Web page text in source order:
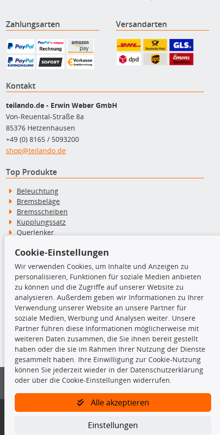
Zahlungsarten Versandarten
Kontakt
teilando.de - Erwin Weber GmbH
Von-Reuental-Straße 8a
85376 Hetzenhausen
+49 (0) 8165 / 5093200
shop@teilando.de
Top Produkte
Beleuchtung
Bremsbeläge
Bremsscheiben
Kupplungssatz
Querlenker
Stoßdämpfer
TecDoc Inside
Die hier angezeigten Daten insbesondere die gesamte Datenbank dürfen
nicht kopiert werden.
Es ist zu unterlassen, die Daten oder die gesamte Datenbank ohne
vorherige Zustimmung von TecDoc zu vervielfältigen, zu verbreiten
und/oder diese Handlungen durch Dritte ausführen zu lassen. Ein
Bitte prüfen Sie, ob das über unseren Onlineshop identifizierte Ersatzteil
Gegebenenfalls sind ergänzende Informationen notwendig, um
Cookie-Einstellungen
Wir verwenden Cookies, um Inhalte und Anzeigen zu
personalisieren, Funktionen für soziale Medien anbieten
zu können und die Zugriffe auf unserer Website zu
analysieren. Außerdem geben wir Informationen zu Ihrer
Verwendung unserer Website an unsere Partner für
soziale Medien, Werbung und Analysen weiter. Unsere
Partner führen diese Informationen möglicherweise mit
weiteren Daten zusammen, die Sie ihnen bereit gestellt
haben oder die sie im Rahmen Ihrer Nutzung der Dienste
gesammelt haben. Ihre Einwilligung zur Cookie-Nutzung
können Sie jederzeit wieder in der Datenschutzerklärung
oder über die Cookie-Einstellungen widerrufen.
Alle akzeptieren
Einstellungen